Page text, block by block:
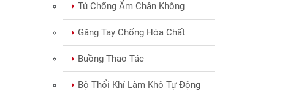
Tủ Chống Ẩm Chân Không
Găng Tay Chống Hóa Chất
Buồng Thao Tác
Bộ Thổi Khí Làm Khô Tự Động